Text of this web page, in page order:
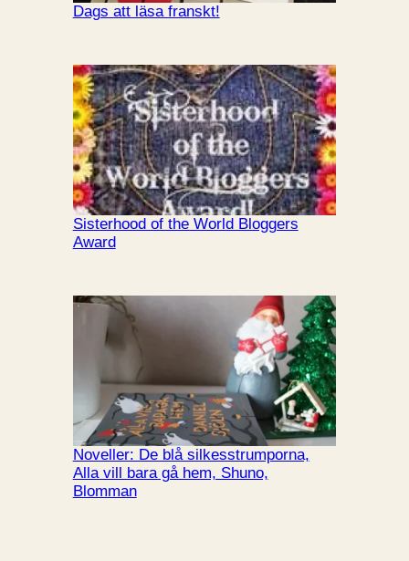
Dags att läsa franskt!
Sisterhood of the World Bloggers
Award
Noveller: De blå silkesstrumporna,
Alla vill bara gå hem, Shuno,
Blomman